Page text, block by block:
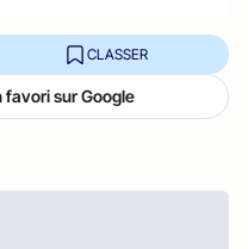
CLASSER
sur Google